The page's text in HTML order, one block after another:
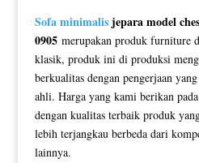
Sofa minimalisjepara model
0905merupakan produk furniture
klasik, produk ini di produksi
berkualitas dengan pengerjaan
ahli. Harga yang kami berikan
dengan kualitas terbaik produk
lebih terjangkau berbeda dari
lainnya.